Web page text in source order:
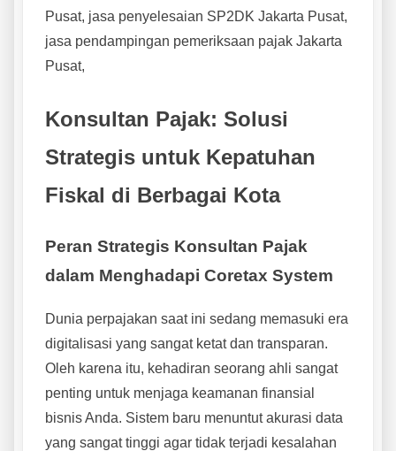
Pusat, jasa penyelesaian SP2DK Jakarta Pusat,
jasa pendampingan pemeriksaan pajak Jakarta
Pusat,
Konsultan Pajak: Solusi
Strategis untuk Kepatuhan
Fiskal di Berbagai Kota
Peran Strategis Konsultan Pajak
dalam Menghadapi Coretax System
Dunia perpajakan saat ini sedang memasuki era
digitalisasi yang sangat ketat dan transparan.
Oleh karena itu, kehadiran seorang ahli sangat
penting untuk menjaga keamanan finansial
bisnis Anda. Sistem baru menuntut akurasi data
yang sangat tinggi agar tidak terjadi kesalahan